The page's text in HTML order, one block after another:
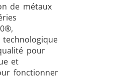
de métaux
pour
et
fonctionner